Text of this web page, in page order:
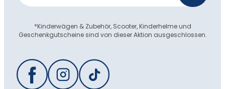
*Kinderwägen & Zubehör, Scooter, Kinderhelme und
Geschenkgutscheine sind von dieser Aktion ausgeschlossen.